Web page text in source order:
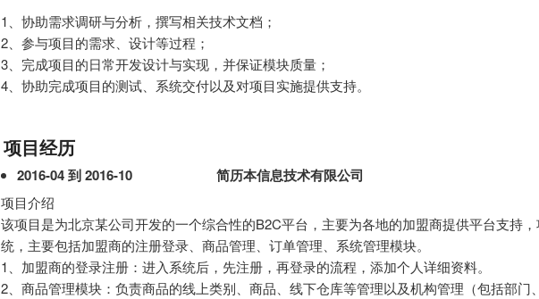
1、协助需求调研与分析，撰写相关技术文档；
2、参与项目的需求、设计等过程；
3、完成项目的日常开发设计与实现，并保证模块质量；
4、协助完成项目的测试、系统交付以及对项目实施提供支持。
项目经历
2016-04 到 2016-10 简历本信息技术有限公司
项目介绍
该项目是为北京某公司开发的一个综合性的B2C平台，主要为各地的加盟商提供平台支持
统，主要包括加盟商的注册登录、商品管理、订单管理、系统管理模块。
1、加盟商的登录注册：进入系统后，先注册，再登录的流程，添加个人详细资料。
2、商品管理模块：负责商品的线上类别、商品、线下仓库等管理以及机构管理（包括部门